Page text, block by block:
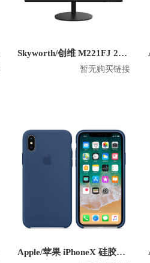
Skyworth/创维 M221FJ 21.5英寸 1080P平面显示器
暂无购买链接
Apple/苹果 iPhoneX 硅胶防摔手机壳